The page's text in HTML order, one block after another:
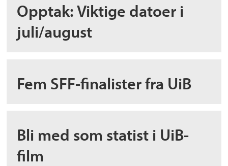
Opptak: Viktige datoer i
juli/august
Fem SFF-finalister fra UiB
Bli med som statist i UiB-
film